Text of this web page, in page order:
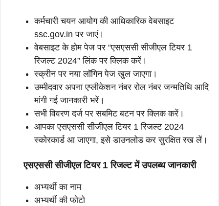
कर्मचारी चयन आयोग की आधिकारिक वेबसाइट
ssc.gov.in पर जाएं।
वेबसाइट के होम पेज पर “एसएससी सीजीएल टियर 1
रिजल्ट 2024” लिंक पर क्लिक करें।
स्क्रीन पर नया लॉगिन पेज खुल जाएगा।
उम्मीदवार अपना एप्लीकेशन नंबर रोल नंबर जन्मतिथि आदि
मांगी गई जानकारी भरें।
सभी विवरण दर्ज पर सबमिट बटन पर क्लिक करें।
आपका एसएससी सीजीएल टियर 1 रिजल्ट 2024
स्कोरकार्ड आ जाएगा, इसे डाउनलोड कर सुरक्षित रख लें।
एसएससी सीजीएल टियर 1 रिजल्ट में उपलब्ध जानकारी
अभ्यर्थी का नाम
अभ्यर्थी की फोटो